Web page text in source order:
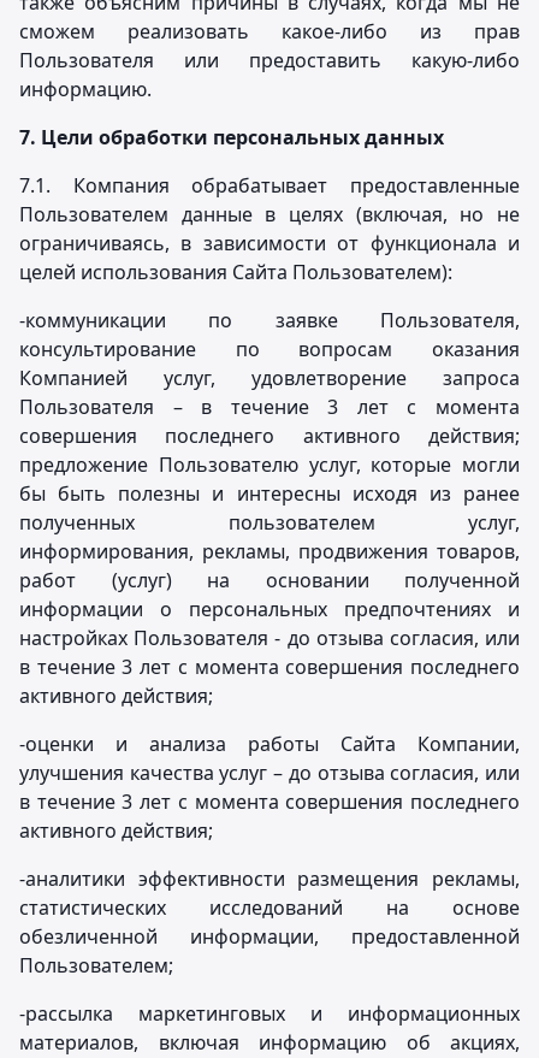
сможем реализовать какое-либо из прав
Пользователя или предоставить какую-либо
информацию.
7. Цели обработки персональных данных
7.1. Компания обрабатывает предоставленные
Пользователем данные в целях (включая, но не
ограничиваясь, в зависимости от функционала и
целей использования Сайта Пользователем):
-коммуникации по заявке Пользователя,
консультирование по вопросам оказания
Компанией услуг, удовлетворение запроса
Пользователя – в течение 3 лет с момента
совершения последнего активного действия;
предложение Пользователю услуг, которые могли
бы быть полезны и интересны исходя из ранее
полученных пользователем услуг,
информирования, рекламы, продвижения товаров,
работ (услуг) на основании полученной
информации о персональных предпочтениях и
настройках Пользователя - до отзыва согласия, или
в течение 3 лет с момента совершения последнего
активного действия;
-оценки и анализа работы Сайта Компании,
улучшения качества услуг – до отзыва согласия, или
в течение 3 лет с момента совершения последнего
активного действия;
-аналитики эффективности размещения рекламы,
статистических исследований на основе
обезличенной информации, предоставленной
Пользователем;
-рассылка маркетинговых и информационных
материалов, включая информацию об акциях,